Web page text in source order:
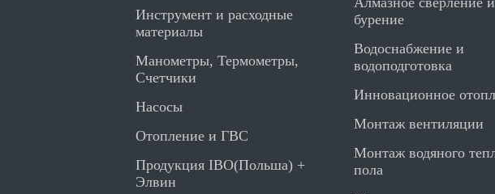
Инструмент и расходные
материалы
Манометры, Термометры,
Счетчики
Насосы
Отопление и ГВС
Продукция IBO(Польша) +
Элвин
бурение
Водоснабжение и
водоподготовка
Инновационное
Монтаж вентиляции
Монтаж водяного
пола